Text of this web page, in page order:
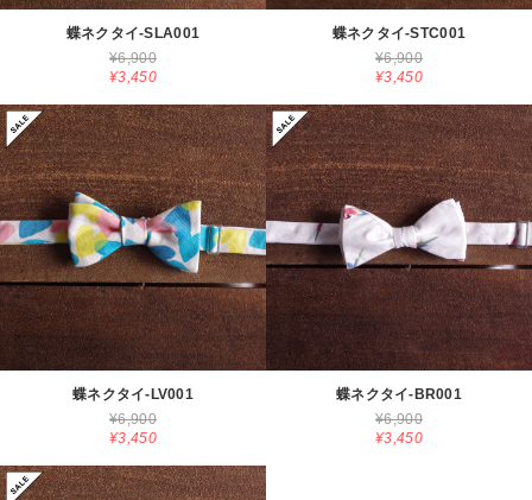
蝶ネクタイ-SLA001
¥6,900
¥3,450
蝶ネクタイ-STC001
¥6,900
¥3,450
蝶ネクタイ-LV001
¥6,900
¥3,450
蝶ネクタイ-BR001
¥6,900
¥3,450